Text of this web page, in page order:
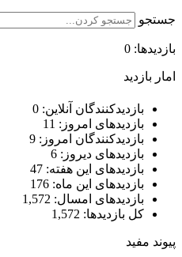
جستجو
بازدیدها: 0
امار بازدید
بازدیدکنندگان آنلاین: 0
بازدیدهای امروز: 11
بازدیدکنندگان امروز: 9
بازدیدهای دیروز: 6
بازدیدهای این هفته: 47
بازدیدهای این ماه: 176
بازدیدهای امسال: 1,572
کل بازدیدها: 1,572
پیوند مفید